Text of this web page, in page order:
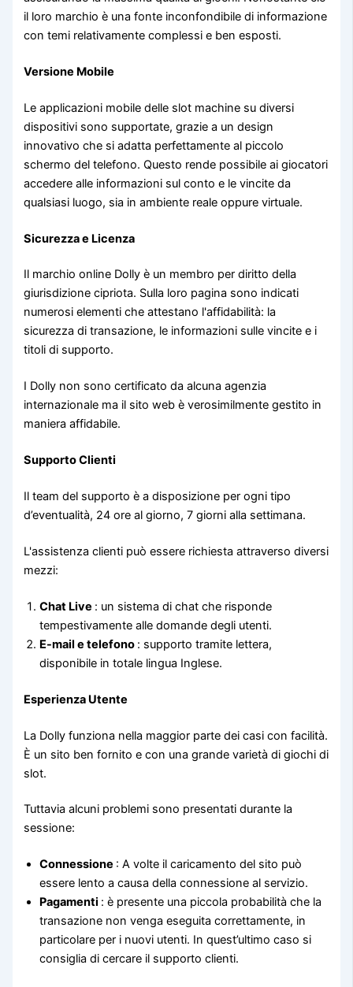
il loro marchio è una fonte inconfondibile di informazione
con temi relativamente complessi e ben esposti.
Versione Mobile
Le applicazioni mobile delle slot machine su diversi
dispositivi sono supportate, grazie a un design
innovativo che si adatta perfettamente al piccolo
schermo del telefono. Questo rende possibile ai giocatori
accedere alle informazioni sul conto e le vincite da
qualsiasi luogo, sia in ambiente reale oppure virtuale.
Sicurezza e Licenza
Il marchio online Dolly è un membro per diritto della
giurisdizione cipriota. Sulla loro pagina sono indicati
numerosi elementi che attestano l'affidabilità: la
sicurezza di transazione, le informazioni sulle vincite e i
titoli di supporto.
I Dolly non sono certificato da alcuna agenzia
internazionale ma il sito web è verosimilmente gestito in
maniera affidabile.
Supporto Clienti
Il team del supporto è a disposizione per ogni tipo
d’eventualità, 24 ore al giorno, 7 giorni alla settimana.
L'assistenza clienti può essere richiesta attraverso diversi
mezzi:
Chat Live : un sistema di chat che risponde
tempestivamente alle domande degli utenti.
E-mail e telefono : supporto tramite lettera,
disponibile in totale lingua Inglese.
Esperienza Utente
La Dolly funziona nella maggior parte dei casi con facilità.
È un sito ben fornito e con una grande varietà di giochi di
slot.
Tuttavia alcuni problemi sono presentati durante la
sessione:
Connessione : A volte il caricamento del sito può
essere lento a causa della connessione al servizio.
Pagamenti : è presente una piccola probabilità che la
transazione non venga eseguita correttamente, in
particolare per i nuovi utenti. In quest’ultimo caso si
consiglia di cercare il supporto clienti.